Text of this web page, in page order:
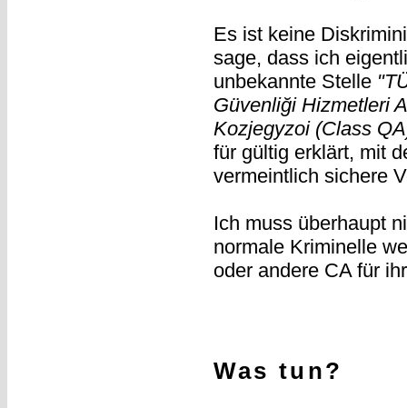
Es ist keine
sage, dass ich
unbekannte Stelle
Güvenliği Hizmetleri
Kozjegyzoi (Class
für gültig erklärt, mit
vermeintlich sichere
Ich muss überhaupt
normale Kriminelle
oder andere CA für
Was tun?